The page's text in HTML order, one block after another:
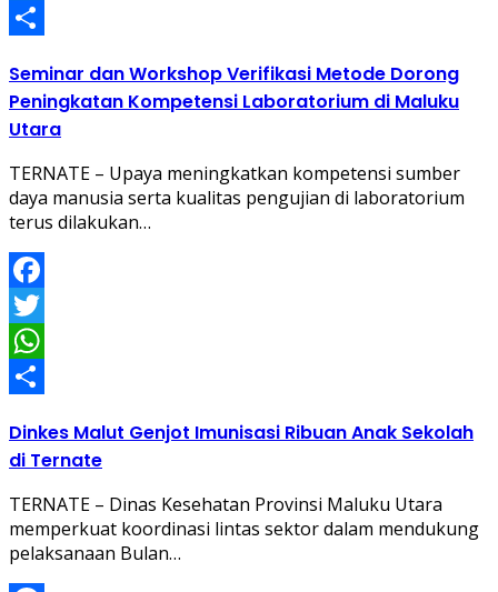
WhatsApp
Seminar dan Workshop Verifikasi Metode Dorong
Peningkatan Kompetensi Laboratorium di Maluku
Utara
TERNATE – Upaya meningkatkan kompetensi sumber
daya manusia serta kualitas pengujian di laboratorium
terus dilakukan…
Facebook
Twitter
WhatsApp
Dinkes Malut Genjot Imunisasi Ribuan Anak Sekolah
di Ternate
TERNATE – Dinas Kesehatan Provinsi Maluku Utara
memperkuat koordinasi lintas sektor dalam mendukung
pelaksanaan Bulan…